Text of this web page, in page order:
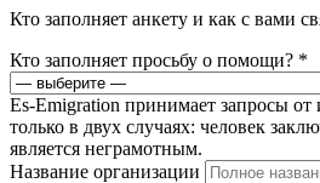
Кто заполняет анкету и как с вами
Кто заполняет просьбу о помощи? *
Es-Emigration принимает запросы от
только в двух случаях: человек
является неграмотным.
Название организации